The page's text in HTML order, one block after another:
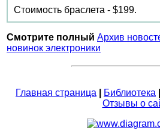
Стоимость браслета - $199.
Смотрите полный Архив
новинок электроники
Главная страница Библиотека
Отзывы о